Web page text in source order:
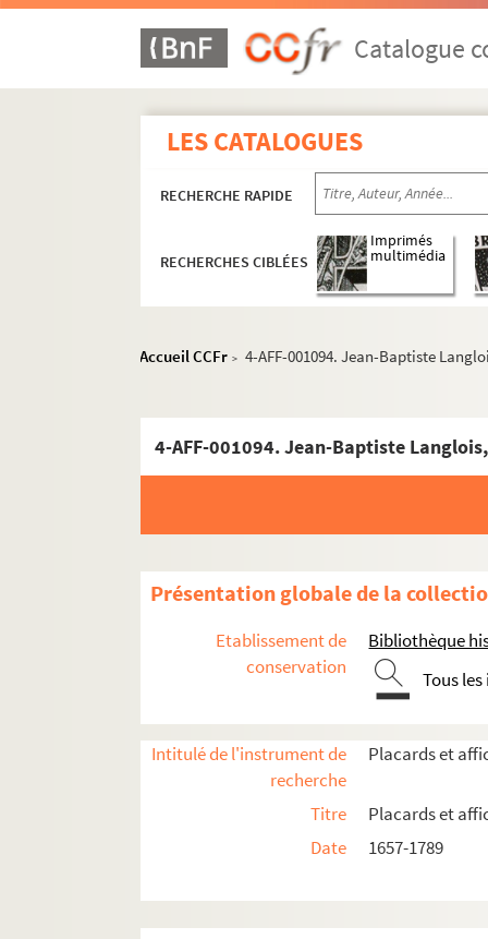
Catalogue
LES CATALOGUES
RECHERCHE RAPIDE
RECHERCHES CIBLÉES
Imprimés
multimédia
Accueil CCFr > 4-AFF-001094. Jean-Baptiste
4-AFF-001094. Jean-Baptiste
Présentation globale de la
Etablissement de
conservation
Bibliothèque
Tous
Intitulé de l'instrument de
recherche
Placards et
Titre
Placards et
Date
1657-1789
5 arrondissement
arrondissement
Couvent des Carmes Déchaussés
Couvent des Petits Augustins
Église Saint-André-des-Arts
Église Saint-Côme-Saint-Damien
Église Saint-Sulpice
4-AFF-001067. Marie Aimedieu,
4-AFF-001068. Madeleine
4-AFF-001070. Joseph
4-AFF-001074 ; 4-AFF-001075.
4-AFF-001079. Marie-Anne
4-AFF-001081. Ambroise-
4-AFF-001082 ; 4-AFF-001083.
4-AFF-001085. Marie-Geneviève